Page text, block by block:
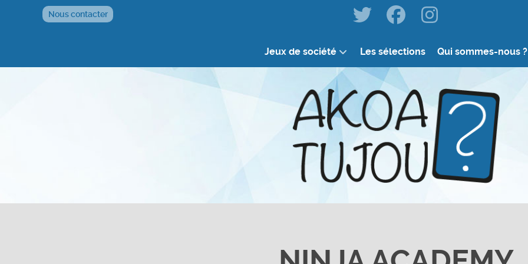
Nous contacter
Jeux de société Les sélections Qui sommes-nous ?